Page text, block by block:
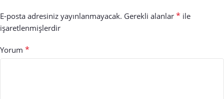
E-posta adresiniz yayınlanmayacak. Gerekli alanlar * ile
işaretlenmişlerdir
Yorum *